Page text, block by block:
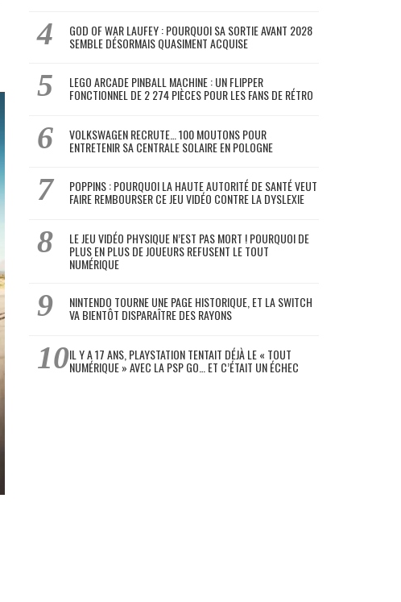
GOD OF WAR LAUFEY : POURQUOI SA SORTIE AVANT 2028
SEMBLE DÉSORMAIS QUASIMENT ACQUISE
LEGO ARCADE PINBALL MACHINE : UN FLIPPER
FONCTIONNEL DE 2 274 PIÈCES POUR LES FANS DE RÉTRO
VOLKSWAGEN RECRUTE… 100 MOUTONS POUR
ENTRETENIR SA CENTRALE SOLAIRE EN POLOGNE
POPPINS : POURQUOI LA HAUTE AUTORITÉ DE SANTÉ VEUT
FAIRE REMBOURSER CE JEU VIDÉO CONTRE LA DYSLEXIE
LE JEU VIDÉO PHYSIQUE N’EST PAS MORT ! POURQUOI DE
PLUS EN PLUS DE JOUEURS REFUSENT LE TOUT
NUMÉRIQUE
NINTENDO TOURNE UNE PAGE HISTORIQUE, ET LA SWITCH
VA BIENTÔT DISPARAÎTRE DES RAYONS
IL Y A 17 ANS, PLAYSTATION TENTAIT DÉJÀ LE « TOUT
NUMÉRIQUE » AVEC LA PSP GO… ET C’ÉTAIT UN ÉCHEC